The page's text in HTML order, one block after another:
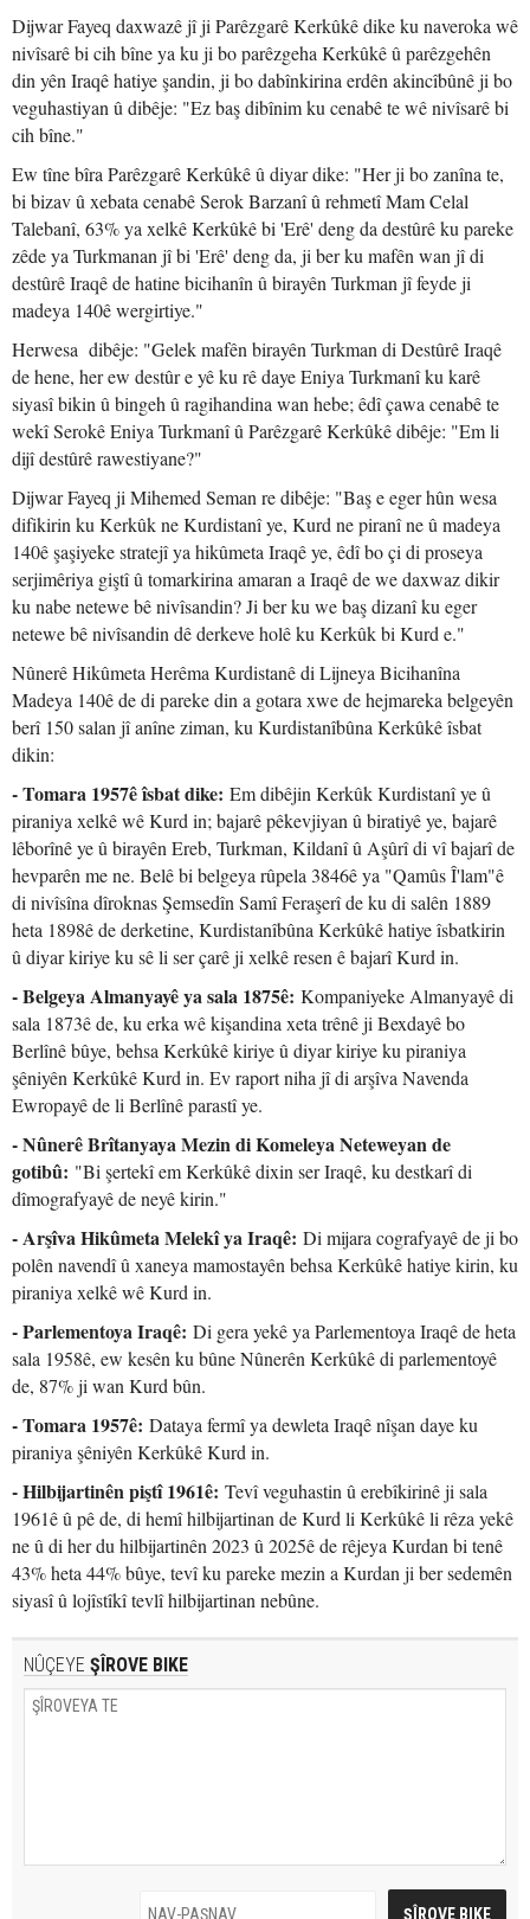
Dijwar Fayeq daxwazê jî ji Parêzgarê Kerkûkê dike ku naveroka wê
nivîsarê bi cih bîne ya ku ji bo parêzgeha Kerkûkê û parêzgehên
din yên Iraqê hatiye şandin, ji bo dabînkirina erdên akincîbûnê ji bo
veguhastiyan û dibêje: "Ez baş dibînim ku cenabê te wê nivîsarê bi
cih bîne."
Ew tîne bîra Parêzgarê Kerkûkê û diyar dike: "Her ji bo zanîna te,
bi bizav û xebata cenabê Serok Barzanî û rehmetî Mam Celal
Talebanî, 63% ya xelkê Kerkûkê bi 'Erê' deng da destûrê ku pareke
zêde ya Turkmanan jî bi 'Erê' deng da, ji ber ku mafên wan jî di
destûrê Iraqê de hatine bicihanîn û birayên Turkman jî feyde ji
madeya 140ê wergirtiye."
Herwesa dibêje: "Gelek mafên birayên Turkman di Destûrê Iraqê
de hene, her ew destûr e yê ku rê daye Eniya Turkmanî ku karê
siyasî bikin û bingeh û ragihandina wan hebe; êdî çawa cenabê te
wekî Serokê Eniya Turkmanî û Parêzgarê Kerkûkê dibêje: "Em li
dijî destûrê rawestiyane?"
Dijwar Fayeq ji Mihemed Seman re dibêje: "Baş e eger hûn wesa
difikirin ku Kerkûk ne Kurdistanî ye, Kurd ne piranî ne û madeya
140ê şaşiyeke stratejî ya hikûmeta Iraqê ye, êdî bo çi di proseya
serjimêriya giştî û tomarkirina amaran a Iraqê de we daxwaz dikir
ku nabe netewe bê nivîsandin? Ji ber ku we baş dizanî ku eger
netewe bê nivîsandin dê derkeve holê ku Kerkûk bi Kurd e."
Nûnerê Hikûmeta Herêma Kurdistanê di Lijneya Bicihanîna
Madeya 140ê de di pareke din a gotara xwe de hejmareka belgeyên
berî 150 salan jî anîne ziman, ku Kurdistanîbûna Kerkûkê îsbat
dikin:
- Tomara 1957ê îsbat dike: Em dibêjin Kerkûk Kurdistanî ye û
piraniya xelkê wê Kurd in; bajarê pêkevjiyan û biratiyê ye, bajarê
lêborînê ye û birayên Ereb, Turkman, Kildanî û Aşûrî di vî bajarî de
hevparên me ne. Belê bi belgeya rûpela 3846ê ya "Qamûs Î'lam"ê
di nivîsîna dîroknas Şemsedîn Samî Feraşerî de ku di salên 1889
heta 1898ê de derketine, Kurdistanîbûna Kerkûkê hatiye îsbatkirin
û diyar kiriye ku sê li ser çarê ji xelkê resen ê bajarî Kurd in.
- Belgeya Almanyayê ya sala 1875ê: Kompaniyeke Almanyayê di
sala 1873ê de, ku erka wê kişandina xeta trênê ji Bexdayê bo
Berlînê bûye, behsa Kerkûkê kiriye û diyar kiriye ku piraniya
şêniyên Kerkûkê Kurd in. Ev raport niha jî di arşîva Navenda
Ewropayê de li Berlînê parastî ye.
- Nûnerê Brîtanyaya Mezin di Komeleya Neteweyan de
gotibû: "Bi şertekî em Kerkûkê dixin ser Iraqê, ku destkarî di
dîmografyayê de neyê kirin."
- Arşîva Hikûmeta Melekî ya Iraqê: Di mijara cografyayê de ji bo
polên navendî û xaneya mamostayên behsa Kerkûkê hatiye kirin, ku
piraniya xelkê wê Kurd in.
- Parlementoya Iraqê: Di gera yekê ya Parlementoya Iraqê de heta
sala 1958ê, ew kesên ku bûne Nûnerên Kerkûkê di parlementoyê
de, 87% ji wan Kurd bûn.
- Tomara 1957ê: Dataya fermî ya dewleta Iraqê nîşan daye ku
piraniya şêniyên Kerkûkê Kurd in.
- Hilbijartinên piştî 1961ê: Tevî veguhastin û erebîkirinê ji sala
1961ê û pê de, di hemî hilbijartinan de Kurd li Kerkûkê li rêza yekê
ne û di her du hilbijartinên 2023 û 2025ê de rêjeya Kurdan bi tenê
43% heta 44% bûye, tevî ku pareke mezin a Kurdan ji ber sedemên
siyasî û lojîstîkî tevlî hilbijartinan nebûne.
NÛÇEYE ŞÎROVE BIKE